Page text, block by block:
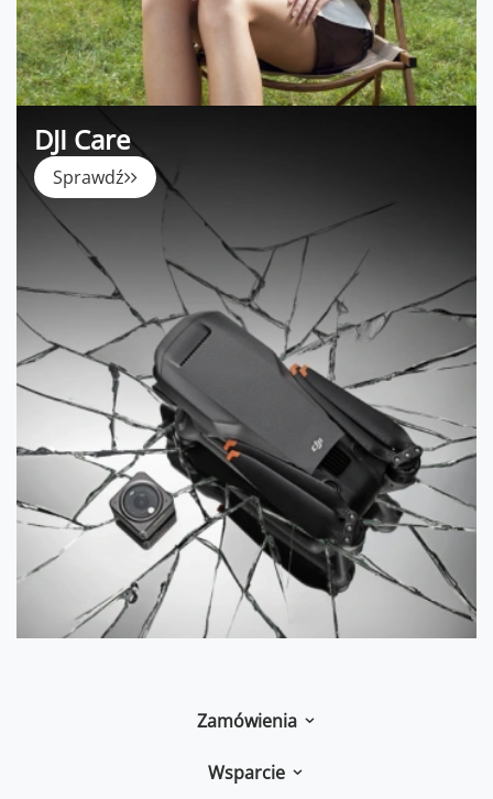
DJI Care
Sprawdź
Zamówienia
Wsparcie